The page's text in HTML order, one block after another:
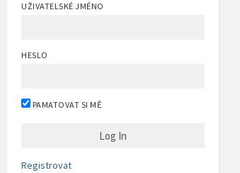
UŽIVATELSKÉ JMÉNO
HESLO
PAMATOVAT SI MĚ
Registrovat